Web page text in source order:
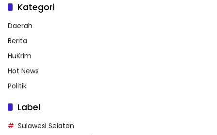
Kategori
Daerah
Berita
HuKrim
Hot News
Politik
Label
Sulawesi Selatan